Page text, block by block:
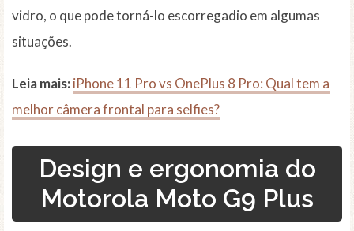
vidro, o que pode torná-lo escorregadio em algumas
situações.
Leia mais:iPhone 11 Pro vs OnePlus 8 Pro: Qual tem a
melhor câmera frontal para selfies?
Design e ergonomia do
Motorola Moto G9 Plus